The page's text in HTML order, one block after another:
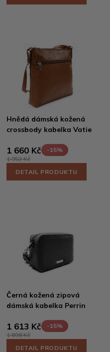
Hnědá dámská kožená
crossbody kabelka Vatie
1 660 Kč
-15%
1 953 Kč
DETAIL PRODUKTU
Černá kožená zipová
dámská kabelka Perrin
1 613 Kč
-15%
1 898 Kč
DETAIL PRODUKTU